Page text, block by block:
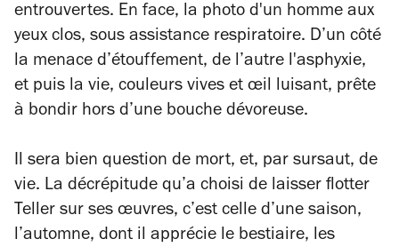
entrouvertes. En face, la photo d'un homme aux
yeux clos, sous assistance respiratoire. D’un côté
la menace d’étouffement, de l’autre l'asphyxie,
et puis la vie, couleurs vives et œil luisant, prête
à bondir hors d’une bouche dévoreuse.
Il sera bien question de mort, et, par sursaut, de
vie. La décrépitude qu’a choisi de laisser flotter
Teller sur ses œuvres, c’est celle d’une saison,
l’automne, dont il apprécie le bestiaire, les